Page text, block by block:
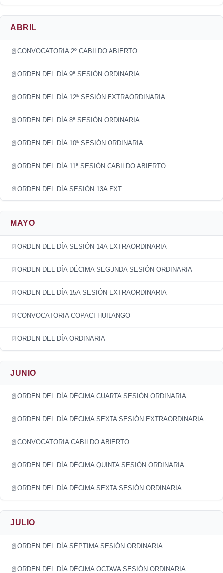
ABRIL
CONVOCATORIA 2º CABILDO ABIERTO
ORDEN DEL DÍA 9ª SESIÓN ORDINARIA
ORDEN DEL DÍA 12ª SESIÓN EXTRAORDINARIA
ORDEN DEL DÍA 8ª SESIÓN ORDINARIA
ORDEN DEL DÍA 10ª SESIÓN ORDINARIA
ORDEN DEL DÍA 11ª SESIÓN CABILDO ABIERTO
ORDEN DEL DÍA SESIÓN 13A EXT
MAYO
ORDEN DEL DÍA SESIÓN 14A EXTRAORDINARIA
ORDEN DEL DÍA DÉCIMA SEGUNDA SESIÓN ORDINARIA
ORDEN DEL DÍA 15A SESIÓN EXTRAORDINARIA
CONVOCATORIA COPACI HUILANGO
ORDEN DEL DÍA ORDINARIA
JUNIO
ORDEN DEL DÍA DÉCIMA CUARTA SESIÓN ORDINARIA
ORDEN DEL DÍA DÉCIMA SEXTA SESIÓN EXTRAORDINARIA
CONVOCATORIA CABILDO ABIERTO
ORDEN DEL DÍA DÉCIMA QUINTA SESIÓN ORDINARIA
ORDEN DEL DÍA DÉCIMA SEXTA SESIÓN ORDINARIA
JULIO
ORDEN DEL DÍA SÉPTIMA SESIÓN ORDINARIA
ORDEN DEL DÍA DÉCIMA OCTAVA SESIÓN ORDINARIA